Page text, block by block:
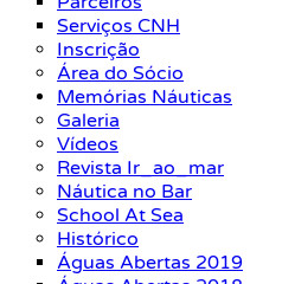
Serviços CNH
Inscrição
Área do Sócio
Memórias Náuticas
Galeria
Vídeos
Revista Ir_ao_mar
Náutica no Bar
School At Sea
Histórico
Águas Abertas 2019